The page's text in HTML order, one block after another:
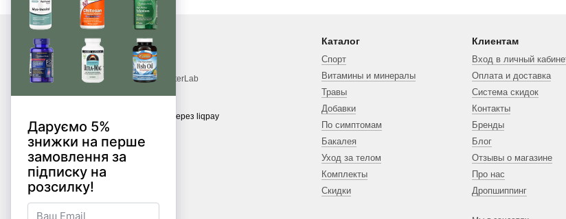
© 2017—2026
Витамины, БАДы, добавки, травы MonsterLab
Мобильная версия
Каталог
Спорт
Витамины и минералы
Травы
Добавки
По симптомам
Бакалея
Уход за телом
Комплекты
Скидки
Клиентам
Вход в личный
Оплата и доставка
Система скидок
Контакты
Бренды
Блог
Отзывы о магазине
Про нас
Дропшиппинг